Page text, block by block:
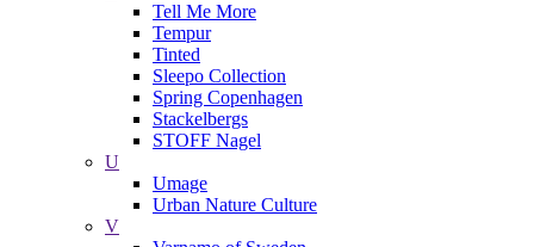
Tell Me More
Tempur
Tinted
Sleepo Collection
Spring Copenhagen
Stackelbergs
STOFF Nagel
U
Umage
Urban Nature Culture
V